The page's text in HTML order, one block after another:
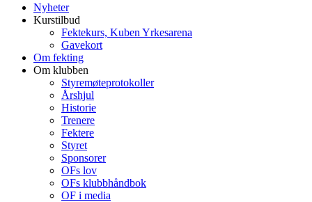
Nyheter
Kurstilbud
Fektekurs, Kuben Yrkesarena
Gavekort
Om fekting
Om klubben
Styremøteprotokoller
Årshjul
Historie
Trenere
Fektere
Styret
Sponsorer
OFs lov
OFs klubbhåndbok
OF i media